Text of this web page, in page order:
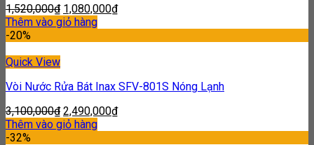
1,520,000₫ 1,080,000₫
Thêm vào giỏ hàng
-20%
Quick View
Vòi Nước Rửa Bát Inax SFV-801S Nóng Lạnh
3,100,000₫ 2,490,000₫
Thêm vào giỏ hàng
-32%